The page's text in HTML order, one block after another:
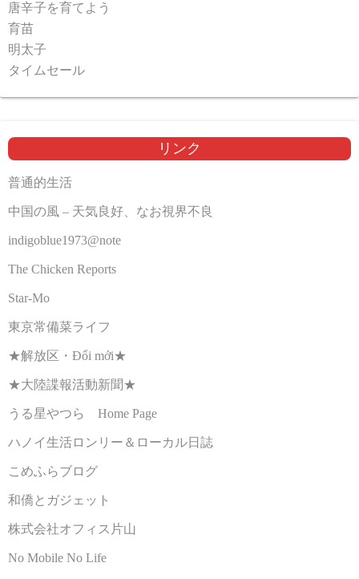
唐辛子を育てよう
育苗
明太子
タイムセール
リンク
普通的生活
中国の風 – 天気良好、なお視界不良
indigoblue1973@note
The Chicken Reports
Star-Mo
東京常備菜ライフ
★解放区・Đổi mới★
★大陸諜報活動新聞★
うる星やつら Home Page
ハノイ生活ロンリー＆ローカル日誌
こめふらブログ
和僑とガジェット
株式会社オフィス片山
No Mobile No Life